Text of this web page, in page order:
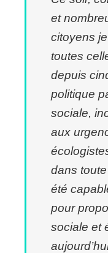
et
citoyens
toutes
depuis
politique
sociale,
aux
dans
été
pour
sociale et